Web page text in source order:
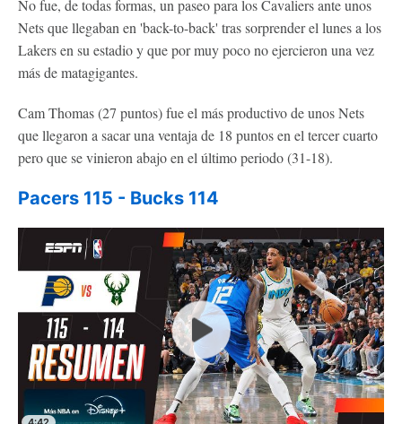
No fue, de todas formas, un paseo para los Cavaliers ante unos
Nets que llegaban en 'back-to-back' tras sorprender el lunes a los
Lakers en su estadio y que por muy poco no ejercieron una vez
más de matagigantes.
Cam Thomas (27 puntos) fue el más productivo de unos Nets
que llegaron a sacar una ventaja de 18 puntos en el tercer cuarto
pero que se vinieron abajo en el último periodo (31-18).
Pacers 115 - Bucks 114